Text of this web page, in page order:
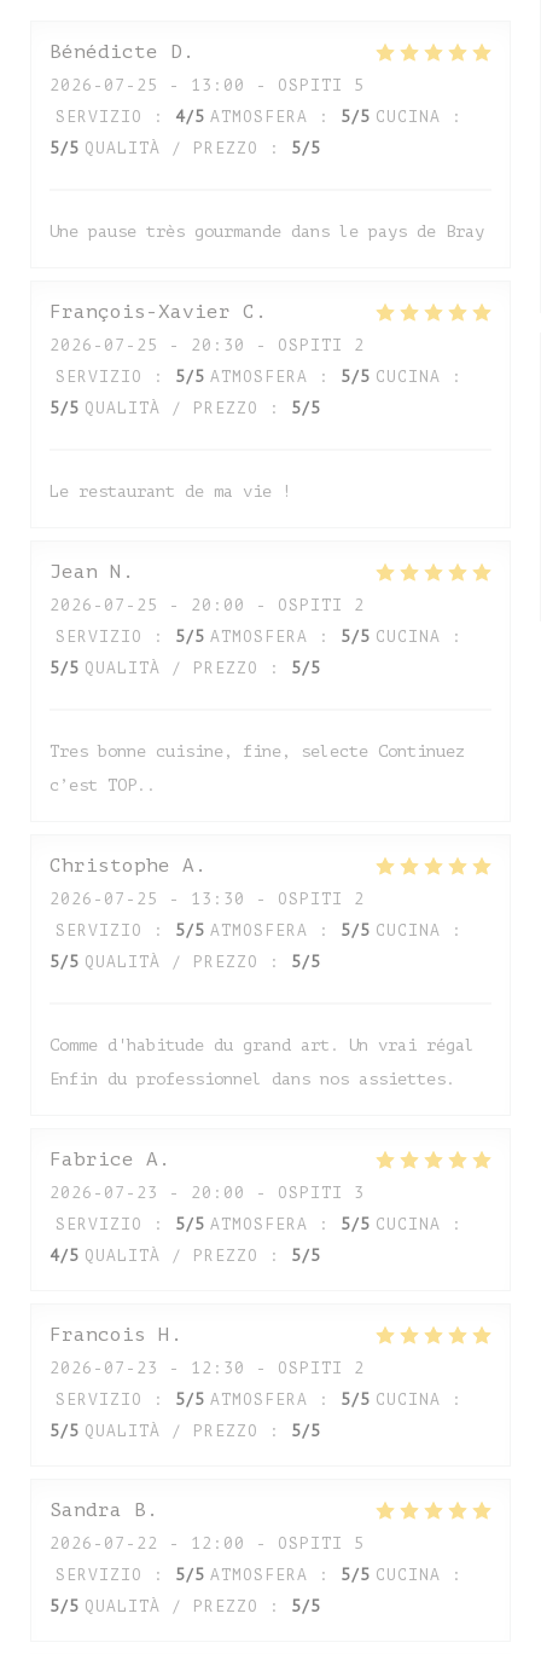
Bénédicte D
2026-07-25
- 13:00 - OSPITI 5
SERVIZIO
: 4/5 ATMOSFERA : 5/5 CUCINA :
5/5 QUALITÀ / PREZZO : 5/5
Une pause très gourmande dans le pays de Bray
François-Xavier C
2026-07-25
- 20:30 - OSPITI 2
SERVIZIO
: 5/5 ATMOSFERA : 5/5 CUCINA :
5/5 QUALITÀ / PREZZO : 5/5
Le restaurant de ma vie !
Jean N
2026-07-25
- 20:00 - OSPITI 2
SERVIZIO
: 5/5 ATMOSFERA : 5/5 CUCINA :
5/5 QUALITÀ / PREZZO : 5/5
Tres bonne cuisine, fine, selecte Continuez
c’est TOP..
Christophe A
2026-07-25
- 13:30 - OSPITI 2
SERVIZIO
: 5/5 ATMOSFERA : 5/5 CUCINA :
5/5 QUALITÀ / PREZZO : 5/5
Comme d'habitude du grand art. Un vrai régal
Enfin du professionnel dans nos assiettes.
Fabrice A
2026-07-23
- 20:00 - OSPITI 3
SERVIZIO
: 5/5 ATMOSFERA : 5/5 CUCINA :
4/5 QUALITÀ / PREZZO : 5/5
Francois H
2026-07-23
- 12:30 - OSPITI 2
SERVIZIO
: 5/5 ATMOSFERA : 5/5 CUCINA :
5/5 QUALITÀ / PREZZO : 5/5
Sandra B
2026-07-22
- 12:00 - OSPITI 5
SERVIZIO
: 5/5 ATMOSFERA : 5/5 CUCINA :
5/5 QUALITÀ / PREZZO : 5/5